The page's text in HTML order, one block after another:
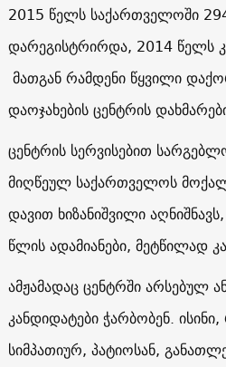
2015 წელს საქართველოში
დარეგისტრირდა, 2014 წელს
მათგან რამდენი წყვილი
დაოჯახების ცენტრის
ცენტრის სერვისებით
მიღწეულ საქართველოს
დავით ხიზანიშვილი
წლის ადამიანები, მეტწილად
ამჟამადაც ცენტრში არსებულ
კანდიდატები ჭარბობენ.
სიმპათიურ, პატიოსან,